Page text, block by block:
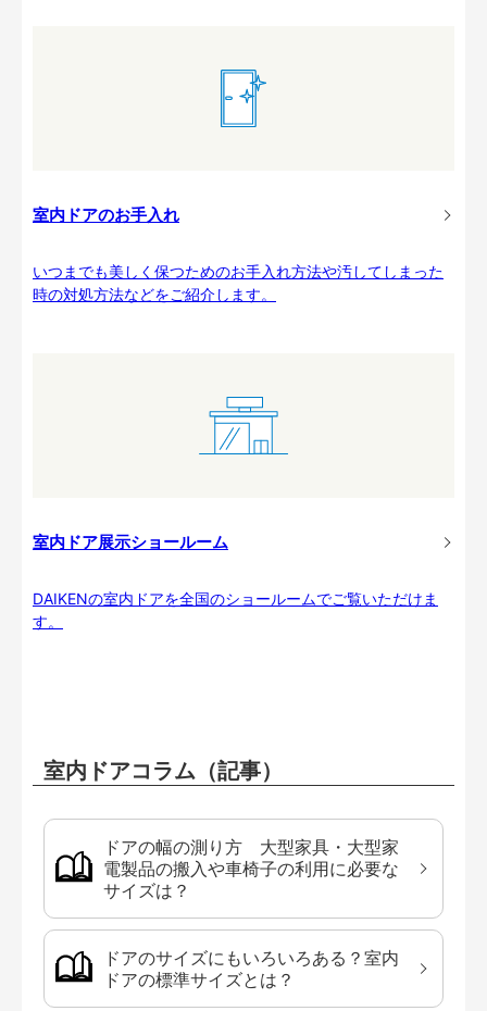
室内ドアのお手入れ
いつまでも美しく保つためのお手入れ方法や汚してしまった
時の対処方法などをご紹介します。
室内ドア展示ショールーム
DAIKENの室内ドアを全国のショールームでご覧いただけま
す。
室内ドアコラム（記事）
ドアの幅の測り方 大型家具・大型家
電製品の搬入や車椅子の利用に必要な
サイズは？
ドアのサイズにもいろいろある？室内
ドアの標準サイズとは？